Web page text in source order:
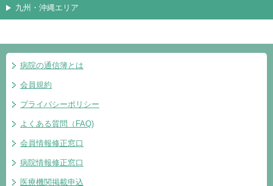
九州・沖縄エリア
病院の通信簿とは
会員規約
プライバシーポリシー
よくある質問（FAQ)
会員情報修正窓口
病院情報修正窓口
医療機関掲載申込